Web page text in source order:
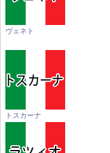
ヴェネト
トスカーナ